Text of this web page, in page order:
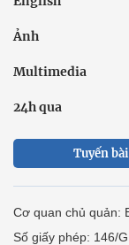
Ảnh
Multimedia
24h qua
Tuyến bài
Cơ quan chủ quản:
Số giấy phép: 146/